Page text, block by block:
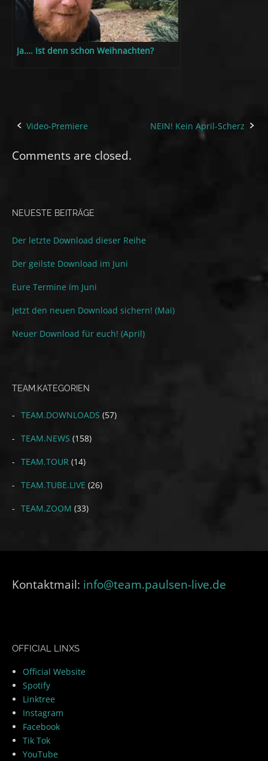
Ja…. Ist denn schon Weihnachten?
Post
navigation
Video-Premiere NEIN! Kein April-Scherz
Comments are closed.
NEUESTE BEITRÄGE
Der letzte Download dieser Reihe
Der geilste Download im Juni
Eure Termine im Juni
Jetzt den neuen Download sichern! (Mai)
Neuer Download für euch! (April)
TEAM.KATEGORIEN
TEAM.DOWNLOADS (57)
TEAM.NEWS (158)
TEAM.TOUR (14)
TEAM.TUBE.LIVE (26)
TEAM.ZOOM (33)
Kontaktmail: info@team.paulsen-live.de
OFFICIAL LINXS
Official Website
Spotify
Linktree
Instagram
Facebook
Tik Tok
YouTube